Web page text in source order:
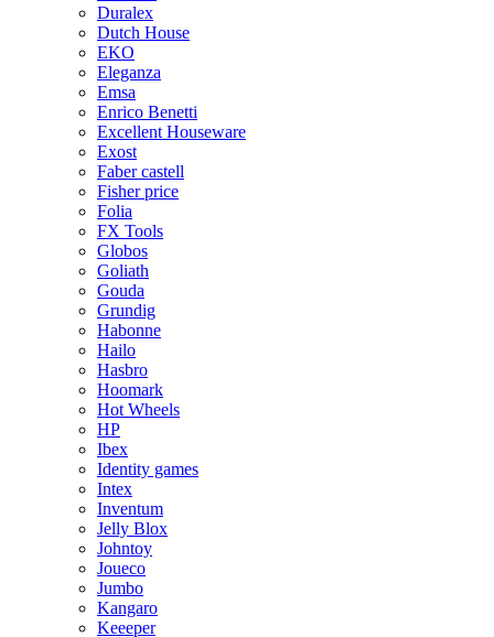
Duralex
Dutch House
EKO
Eleganza
Emsa
Enrico Benetti
Excellent Houseware
Exost
Faber castell
Fisher price
Folia
FX Tools
Globos
Goliath
Gouda
Grundig
Habonne
Hailo
Hasbro
Hoomark
Hot Wheels
HP
Ibex
Identity games
Intex
Inventum
Jelly Blox
Johntoy
Joueco
Jumbo
Kangaro
Keeeper